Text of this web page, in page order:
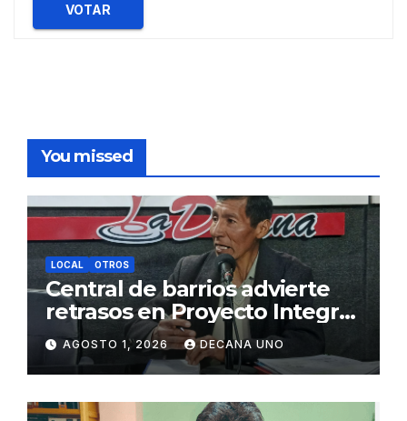
VOTAR
You missed
LOCAL OTROS
Central de barrios advierte
retrasos en Proyecto Integral
de Agua y Alcantarillado para
Juliaca
AGOSTO 1, 2026 DECANA UNO